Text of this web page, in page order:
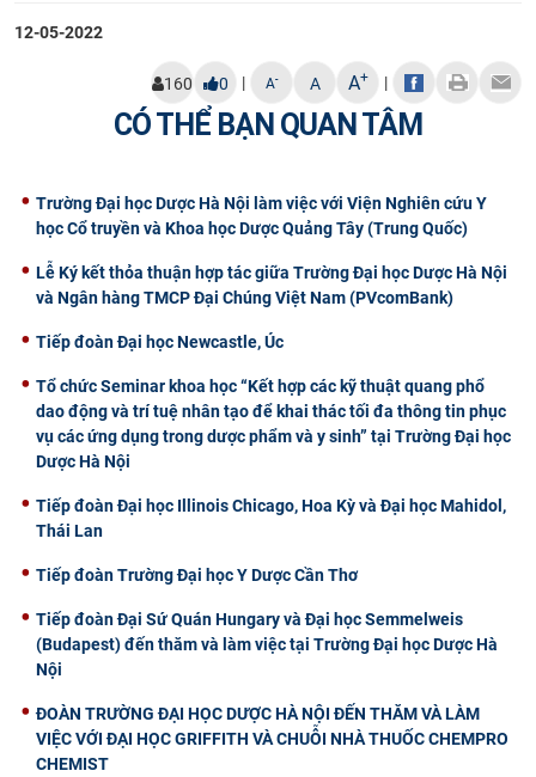
12-05-2022
160 0 | A- A A+ |
CÓ THỂ BẠN QUAN TÂM
Trường Đại học Dược Hà Nội làm việc với Viện Nghiên cứu Y
học Cổ truyền và Khoa học Dược Quảng Tây (Trung Quốc)
Lễ Ký kết thỏa thuận hợp tác giữa Trường Đại học Dược Hà Nội
và Ngân hàng TMCP Đại Chúng Việt Nam (PVcomBank)
Tiếp đoàn Đại học Newcastle, Úc
Tổ chức Seminar khoa học “Kết hợp các kỹ thuật quang phổ
dao động và trí tuệ nhân tạo để khai thác tối đa thông tin phục
vụ các ứng dụng trong dược phẩm và y sinh” tại Trường Đại học
Dược Hà Nội
Tiếp đoàn Đại học Illinois Chicago, Hoa Kỳ và Đại học Mahidol,
Thái Lan
Tiếp đoàn Trường Đại học Y Dược Cần Thơ
Tiếp đoàn Đại Sứ Quán Hungary và Đại học Semmelweis
(Budapest) đến thăm và làm việc tại Trường Đại học Dược Hà
Nội
ĐOÀN TRƯỜNG ĐẠI HỌC DƯỢC HÀ NỘI ĐẾN THĂM VÀ LÀM
VIỆC VỚI ĐẠI HỌC GRIFFITH VÀ CHUỖI NHÀ THUỐC CHEMPRO
CHEMIST